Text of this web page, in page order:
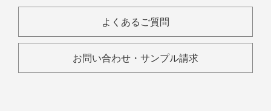
よくあるご質問
お問い合わせ・サンプル請求